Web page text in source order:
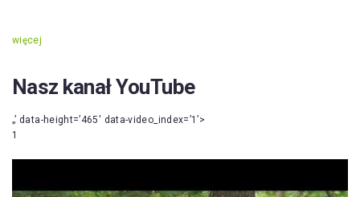
więcej
Nasz kanał YouTube
„’ data-height=’465′ data-video_index=’1’>
1